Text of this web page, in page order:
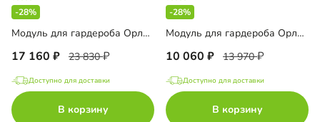
-28%
Модуль для гардероба Орлеан-5
17 160 23 830
Доступно для доставки
В корзину
-28%
Модуль для гардероба Орлеан-6
10 060 13 970
Доступно для доставки
В корзину